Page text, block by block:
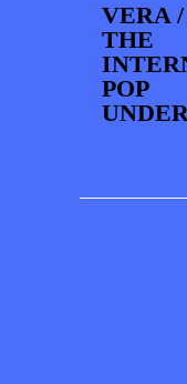
VERA
THE
POP